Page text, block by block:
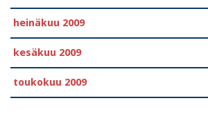
heinäkuu 2009
kesäkuu 2009
toukokuu 2009